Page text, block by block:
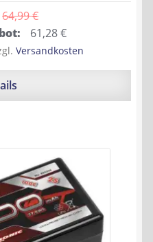
64,99 €
61,28€Aktueller
Preis
ist:
Versandkosten